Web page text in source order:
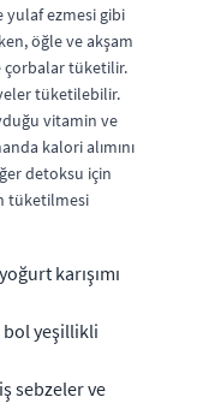
yulaf ezmesi gibi
öğle ve akşam
çorbalar tüketilir.
tüketilebilir.
vitamin ve
kalori alımını
detoksu için
tüketilmesi
karışımı
bol yeşillikli
sebzeler ve